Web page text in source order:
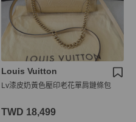
Louis Vuitton
Lv漆皮奶黃色壓印老花單肩鏈條包
TWD 18,499